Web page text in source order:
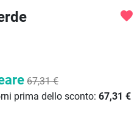
favorite
67,31 €
prima dello sconto: 67,31 €